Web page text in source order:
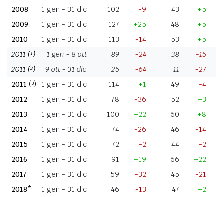
2008
1 gen - 31 dic 102 -9 43
+5
2009
1 gen - 31 dic 127 +25 48
+5
2010
1 gen - 31 dic 113 -14 53
+5
2011 (¹) 1 gen - 8 ott 89 -24 38
-15
2011 (²) 9 ott - 31 dic 25 -64 11
-27
2011 (³) 1 gen - 31 dic 114 +1 49
-4
2012
1 gen - 31 dic 78 -36 52
+3
2013
1 gen - 31 dic 100 +22 60
+8
2014
1 gen - 31 dic 74 -26 46
-14
2015
1 gen - 31 dic 72 -2 44
-2
2016
1 gen - 31 dic 91 +19 66
+22
2017
1 gen - 31 dic 59 -32 45
-21
2018*
1 gen - 31 dic 46 -13 47
+2